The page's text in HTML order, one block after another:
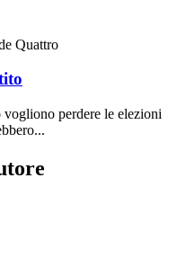
Quattro
perdere le elezioni